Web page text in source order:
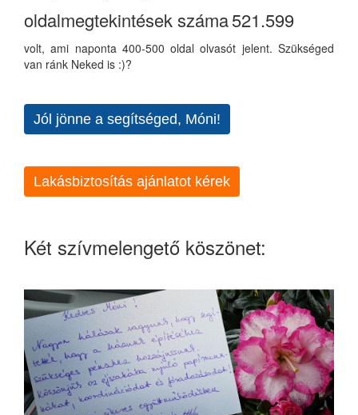
oldalmegtekintések száma521.599
volt, ami naponta 400-500 oldal olvasót jelent. Szükséged
van ránk Neked is :)?
Jól jönne a segítséged, Móni!
Lakásbiztosítás ajánlatot kérek
Két szívmelengető köszönet: